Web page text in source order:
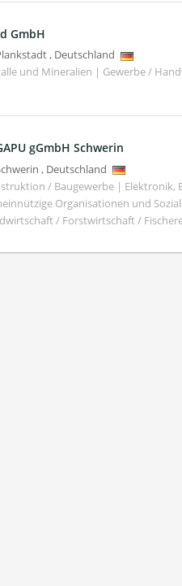
GmbH
, Deutschland
und Mineralien | Gewerbe /
gGmbH Schwerin
, Deutschland
/ Baugewerbe | Elektronik,
Organisationen und
/ Forstwirtschaft /